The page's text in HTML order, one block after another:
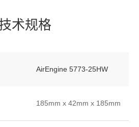
术规格
AirEngine 5773-25HW
185mm x 42mm x 185mm